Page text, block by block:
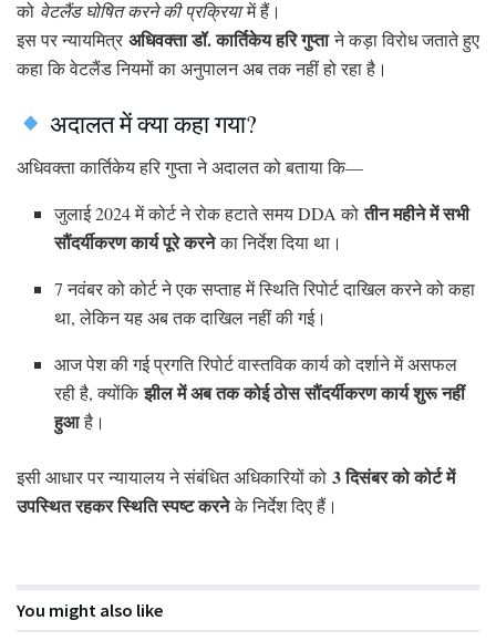
को वेटलैंड घोषित करने की प्रक्रियामें हैं।
इस पर न्यायमित्र अधिवक्ता डॉ. कार्तिकेय हरि गुप्ताने कड़ा विरोध जताते हुए
कहा कि वेटलैंड नियमों का अनुपालन अब तक नहीं हो रहा है।
अदालत में क्या कहा गया?
अधिवक्ता कार्तिकेय हरि गुप्ता ने अदालत को बताया कि—
जुलाई 2024 में कोर्ट ने रोक हटाते समय DDA कोतीन महीने में सभी
सौंदर्यीकरण कार्य पूरे करनेका निर्देश दिया था।
7 नवंबर को कोर्ट ने एक सप्ताह में स्थिति रिपोर्ट दाखिल करने को कहा
था, लेकिन यह अब तक दाखिल नहीं की गई।
आज पेश की गई प्रगति रिपोर्ट वास्तविक कार्य को दर्शाने में असफल
रही है, क्योंकिझील में अब तक कोई ठोस सौंदर्यीकरण कार्य शुरू नहीं
हुआहै।
इसी आधार पर न्यायालय ने संबंधित अधिकारियों को 3 दिसंबर को कोर्ट में
उपस्थित रहकर स्थिति स्पष्ट करनेके निर्देश दिए हैं।
You might also like